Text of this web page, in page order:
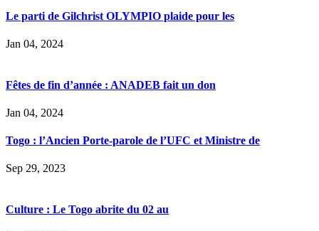
Le parti de Gilchrist OLYMPIO plaide pour les
Jan 04, 2024
Fêtes de fin d’année : ANADEB fait un don
Jan 04, 2024
Togo : l’Ancien Porte-parole de l’UFC et Ministre de
Sep 29, 2023
Culture : Le Togo abrite du 02 au